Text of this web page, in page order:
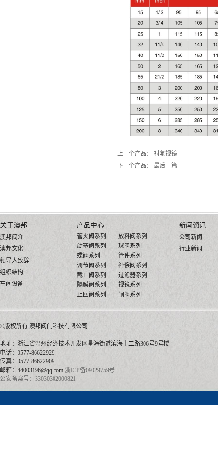
上一个产品： 衬氟视镜
下一个产品： 最后一篇
关于澳邦
澳邦简介
澳邦文化
领导人致辞
组织结构
车间设备
产品中心
管夹阀系列
旋塞阀系列
蝶阀系列
调节阀系列
截止阀系列
隔膜阀系列
止回阀系列
放料阀系列
球阀系列
管件系列
补偿阀系列
过滤器系列
视镜系列
闸阀系列
新闻资讯
公司新闻
行业新闻
©版权所有 澳邦阀门
地址：浙江省温州经济技术开发区星海街道滨海十二路306号9号楼
电话：0577-86622929
传真：0577-86622909
邮箱：44003196@qq.com 浙ICP备09029759号
公安备案号：33030302000821